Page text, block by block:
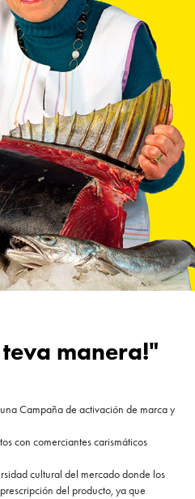
manera!"
Campaña de activación de marca y
con comerciantes carismáticos
cultural del mercado donde los
del producto, ya que